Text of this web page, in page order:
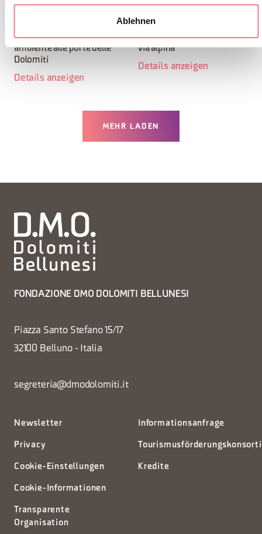
Ablehnen
Longarone storia cultura ed
ambiente alle porte delle
Dolomiti
Details anzeigen
Belluno. Forti e castelli sulla
via alpina
Details anzeigen
MEHR LADEN
FONDAZIONE DMO DOLOMITI BELLUNESI
Piazza Santo Stefano 15/17
32100 Belluno - Italia
segreteria@dmodolomiti.it
Newsletter
Privacy
Cookie-Einstellungen
Cookie-Informationen
Transparente
Organisation
Informationsanfrage
Kredite